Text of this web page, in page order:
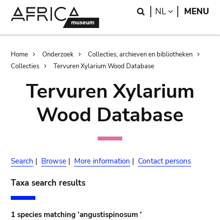
Search
NL LANGUAGE
MENU
Breadcrumb
Home Onderzoek
Collecties, archieven en bibliotheken
Collecties
Tervuren Xylarium Wood Database
Tervuren Xylarium
Wood Database
Search | Browse | More information | Contact persons
Taxa search results
1 species matching 'angustispinosum '